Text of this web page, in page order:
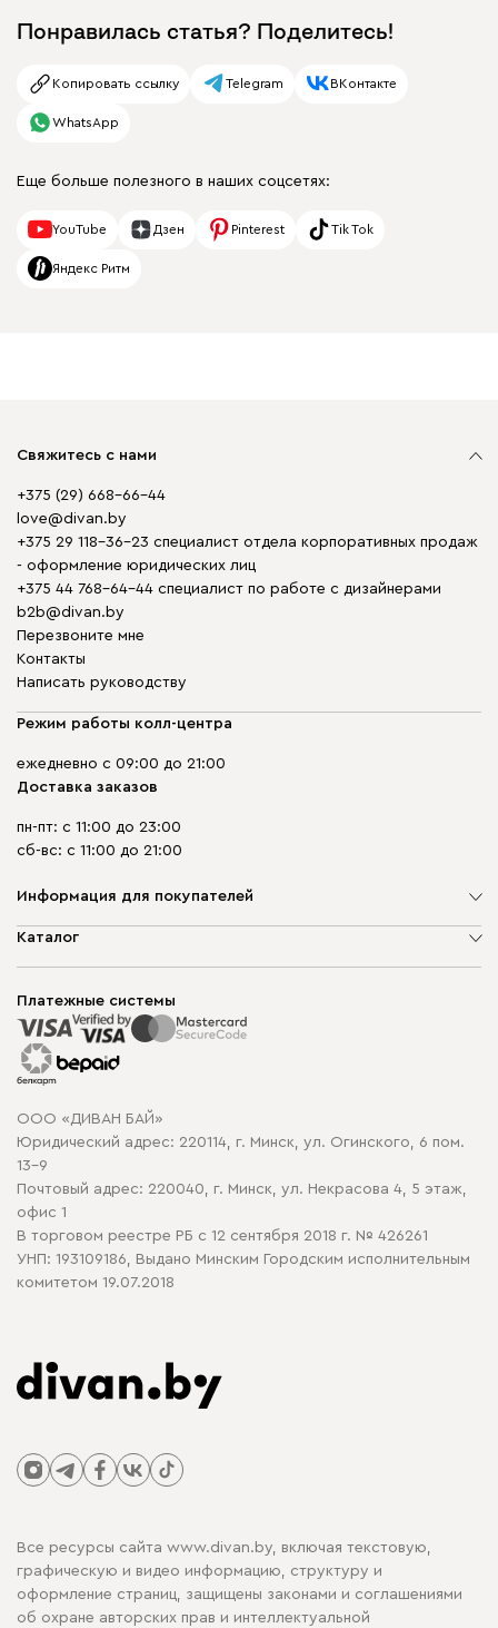
Понравилась статья? Поделитесь!
Копировать ссылку Telegram ВКонтакте
WhatsApp
Еще больше полезного в наших соцсетях:
YouTube Дзен Pinterest Tik Tok
Яндекс Ритм
Свяжитесь с нами
+375 (29) 668-66-44
love@divan.by
+375 29 118-36-23 специалист отдела корпоративных продаж
- оформление юридических лиц
+375 44 768-64-44 специалист по работе с дизайнерами
b2b@divan.by
Перезвоните мне
Контакты
Написать руководству
Режим работы колл-центра
ежедневно с 09:00 до 21:00
Доставка заказов
пн-пт: с 11:00 до 23:00
сб-вс: с 11:00 до 21:00
Информация для покупателей
О компании
Способы оплаты
Рассрочка и кредит
Гарантия
Карта сайта
Политика конфиденциальности
Политика в отношении обработки cookie
Каталог
Корпусная мебель
Распродажа мебели
Платежные системы
ООО «ДИВАН БАЙ»
Юридический адрес: 220114, г. Минск, ул. Огинского, 6 пом.
13-9
Почтовый адрес: 220040, г. Минск, ул. Некрасова 4, 5 этаж,
офис 1
В торговом реестре РБ с 12 сентября 2018 г. № 426261
УНП: 193109186, Выдано Минским Городским исполнительным
комитетом 19.07.2018
Все ресурсы сайта www.divan.by, включая текстовую,
графическую и видео информацию, структуру и
оформление страниц, защищены законами и соглашениями
об охране авторских прав и интеллектуальной